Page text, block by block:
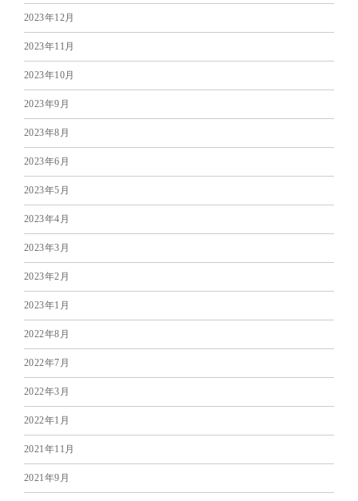
2023年12月
2023年11月
2023年10月
2023年9月
2023年8月
2023年6月
2023年5月
2023年4月
2023年3月
2023年2月
2023年1月
2022年8月
2022年7月
2022年3月
2022年1月
2021年11月
2021年9月